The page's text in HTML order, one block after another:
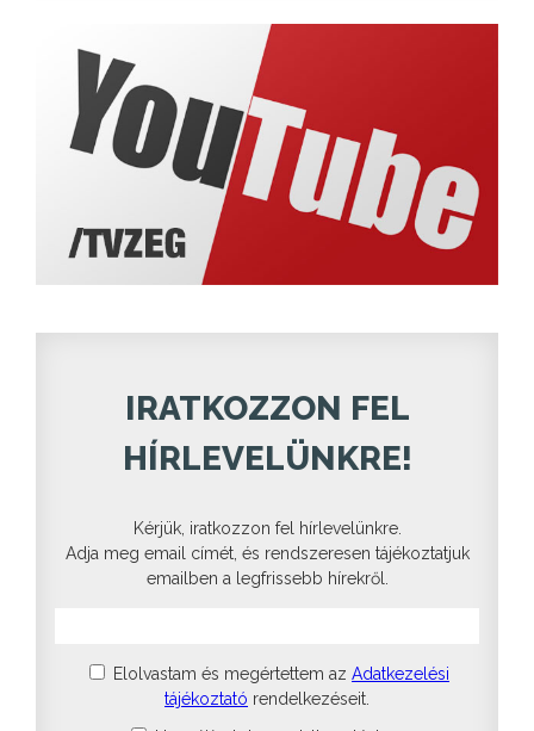
IRATKOZZON FEL
HÍRLEVELÜNKRE!
Kérjük, iratkozzon fel hírlevelünkre.
Adja meg email címét, és rendszeresen tájékoztatjuk
emailben a legfrissebb hírekről.
Elolvastam és megértettem az Adatkezelési
tájékoztató rendelkezéseit.